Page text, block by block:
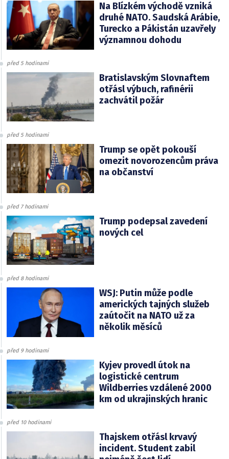
Na Blízkém východě vzniká
druhé NATO. Saudská Arábie,
Turecko a Pákistán uzavřely
významnou dohodu
před 5 hodinami
Bratislavským Slovnaftem
otřásl výbuch, rafinérii
zachvátil požár
před 5 hodinami
Trump se opět pokouší
omezit novorozencům práva
na občanství
před 7 hodinami
Trump podepsal zavedení
nových cel
před 8 hodinami
WSJ: Putin může podle
amerických tajných služeb
zaútočit na NATO už za
několik měsíců
před 9 hodinami
Kyjev provedl útok na
logistické centrum
Wildberries vzdálené 2000
km od ukrajinských hranic
před 10 hodinami
Thajskem otřásl krvavý
incident. Student zabil